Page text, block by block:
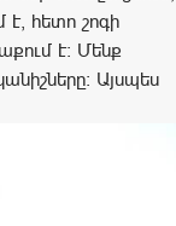
հետո շոգի
է։ Մենք
Այսպես